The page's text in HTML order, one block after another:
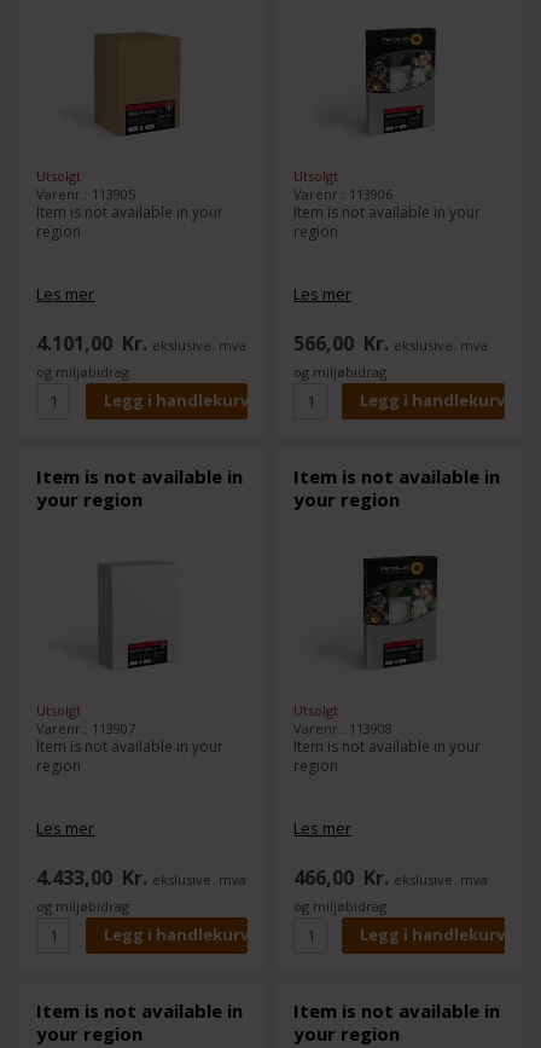
Utsolgt
Varenr.: 113905
Item is not available in your
region
Les mer
4.101,00 Kr. ekslusive. mva
og miljøbidrag
Utsolgt
Varenr.: 113906
Item is not available in your
region
Les mer
566,00 Kr. ekslusive. mva
og miljøbidrag
Item is not available in
your region
Utsolgt
Varenr.: 113907
Item is not available in your
region
Les mer
4.433,00 Kr. ekslusive. mva
og miljøbidrag
Item is not available in
your region
Utsolgt
Varenr.: 113908
Item is not available in your
region
Les mer
466,00 Kr. ekslusive. mva
og miljøbidrag
Item is not available in
your region
Item is not available in
your region